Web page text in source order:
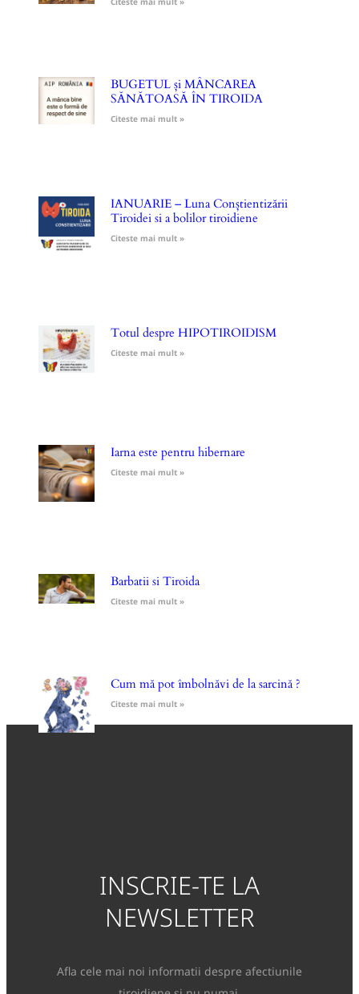
BUGETUL și MÂNCAREA
SĂNĂTOASĂ ÎN TIROIDA
Citeste mai mult »
IANUARIE – Luna Conștientizării
Tiroidei si a bolilor tiroidiene
Citeste mai mult »
Totul despre HIPOTIROIDISM
Citeste mai mult »
Iarna este pentru hibernare
Citeste mai mult »
Barbatii si Tiroida
Citeste mai mult »
Cum mă pot îmbolnăvi de la sarcină ?
Citeste mai mult »
INSCRIE-TE LA
NEWSLETTER
Afla cele mai noi informatii despre afectiunile